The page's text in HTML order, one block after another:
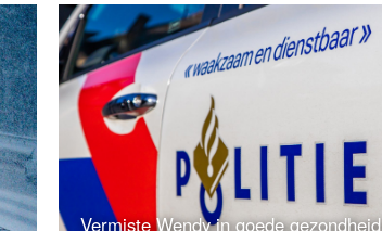
Vermiste Wendy in goede gezondheid